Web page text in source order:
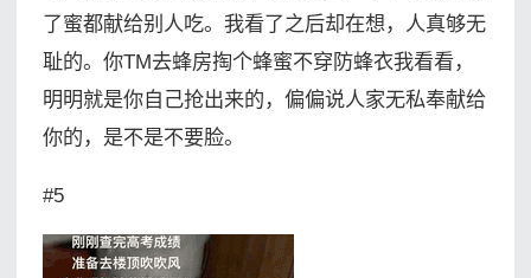
了蜜都献给别人吃。我看了之后却在想，人真够无
耻的。你TM去蜂房掏个蜂蜜不穿防蜂衣我看看，
明明就是你自己抢出来的，偏偏说人家无私奉献给
你的，是不是不要脸。
#5